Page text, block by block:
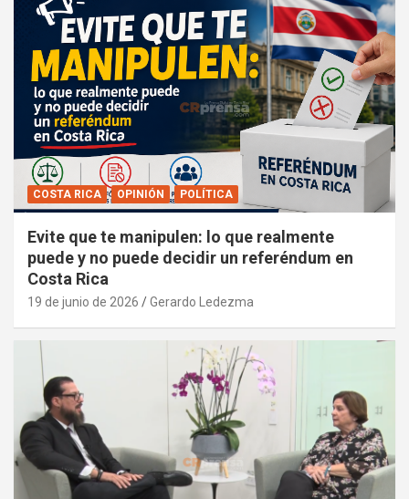
COSTA RICA OPINIÓN POLÍTICA
Evite que te manipulen: lo que realmente
puede y no puede decidir un referéndum en
Costa Rica
19 de junio de 2026 Gerardo Ledezma